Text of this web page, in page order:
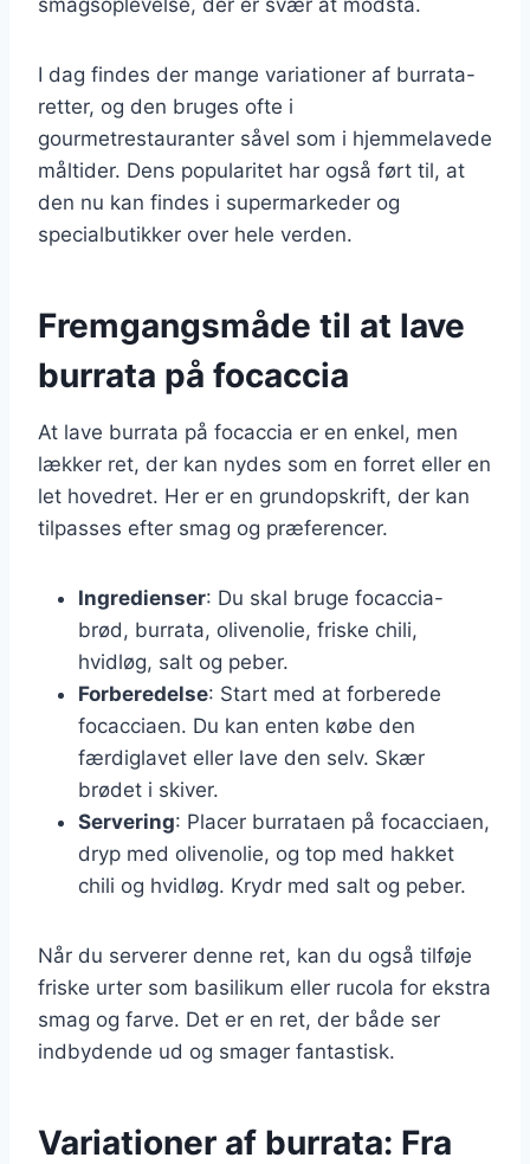
I dag findes der mange variationer af burrata-
retter, og den bruges ofte i
gourmetrestauranter såvel som i hjemmelavede
måltider. Dens popularitet har også ført til, at
den nu kan findes i supermarkeder og
specialbutikker over hele verden.
Fremgangsmåde til at lave
burrata på focaccia
At lave burrata på focaccia er en enkel, men
lækker ret, der kan nydes som en forret eller en
let hovedret. Her er en grundopskrift, der kan
tilpasses efter smag og præferencer.
Ingredienser: Du skal bruge focaccia-
brød, burrata, olivenolie, friske chili,
hvidløg, salt og peber.
Forberedelse: Start med at forberede
focacciaen. Du kan enten købe den
færdiglavet eller lave den selv. Skær
brødet i skiver.
Servering: Placer burrataen på focacciaen,
dryp med olivenolie, og top med hakket
chili og hvidløg. Krydr med salt og peber.
Når du serverer denne ret, kan du også tilføje
friske urter som basilikum eller rucola for ekstra
smag og farve. Det er en ret, der både ser
indbydende ud og smager fantastisk.
Variationer af burrata: Fra